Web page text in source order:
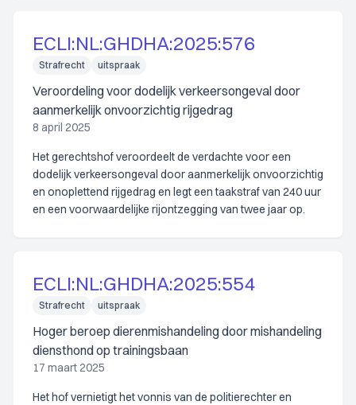
ECLI:NL:GHDHA:2025:576
Strafrecht uitspraak
Veroordeling voor dodelijk verkeersongeval door
aanmerkelijk onvoorzichtig rijgedrag
8 april 2025
Het gerechtshof veroordeelt de verdachte voor een
dodelijk verkeersongeval door aanmerkelijk onvoorzichtig
en onoplettend rijgedrag en legt een taakstraf van 240 uur
en een voorwaardelijke rijontzegging van twee jaar op.
ECLI:NL:GHDHA:2025:554
Strafrecht uitspraak
Hoger beroep dierenmishandeling door mishandeling
diensthond op trainingsbaan
17 maart 2025
Het hof vernietigt het vonnis van de politierechter en